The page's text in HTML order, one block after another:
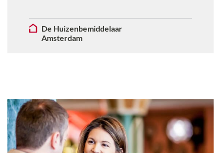
De Huizenbemiddelaar
Amsterdam